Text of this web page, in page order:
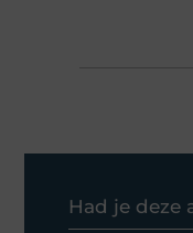
Had je deze